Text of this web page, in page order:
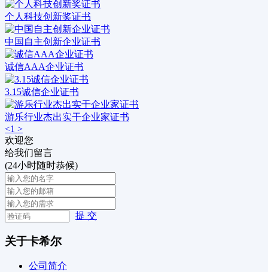
个人科技创新奖证书
中国自主创新企业证书
诚信AAA企业证书
3.15诚信企业证书
游乐行业杰出实干企业家证书
<1 >
欢迎您
给我们留言
(24小时随时恭候)
提 交
关于卡希尔
公司简介